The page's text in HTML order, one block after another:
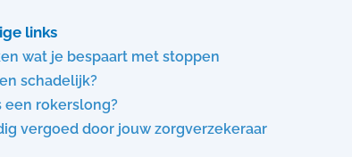
links
wat je bespaart met stoppen
schadelijk?
een rokerslong?
vergoed door jouw zorgverzekeraar